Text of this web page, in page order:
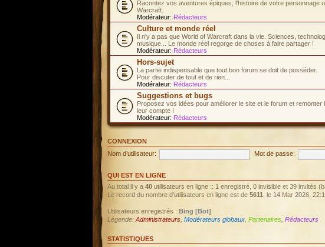
Racontez vos aventures épiques, l'histoire de votre personnage
Warcraft.
Modérateur: Rédacteurs
Culture et monde réel
Il n'y a pas que World of Warcraft dans la vie. Sciences,
musique... Le monde réel regorge de choses à faire partager !
Modérateur: Rédacteurs
Hors-sujet
La partie indispensable que tout bon forum se doit de posséder.
Pour discuter de tout et de rien...
Modérateur: Rédacteurs
Suggestions et bugs
Proposez vos idées pour améliorer le site et le forum et
leur compte !
Modérateur: Rédacteurs
CONNEXION
Nom d’utilisateur:
Mot de passe:
QUI EST EN LIGNE
Au total il y a 40 utilisateurs en ligne :: 1 enregistré, 0 invisible et 39 invités
Le record du nombre d’utilisateurs en ligne est de 5611 , le 14 Mar 2026,
Utilisateurs enregistrés : Bing [Bot]
Légende: Administrateurs Modérateurs globaux Partenaires Rédacteurs
STATISTIQUES